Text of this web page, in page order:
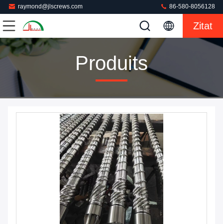
raymond@jlscrews.com 86-580-8056128
Zitat
Produits